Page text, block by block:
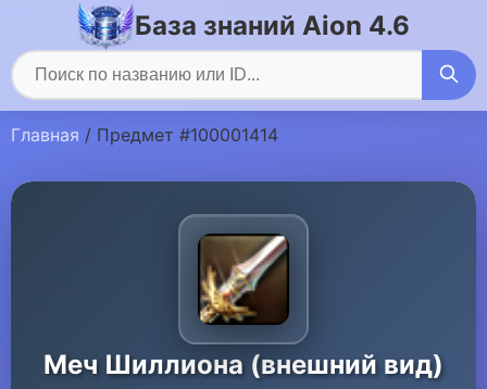
База знаний Aion 4.6
Главная / Предмет #100001414
Меч Шиллиона (внешний вид)